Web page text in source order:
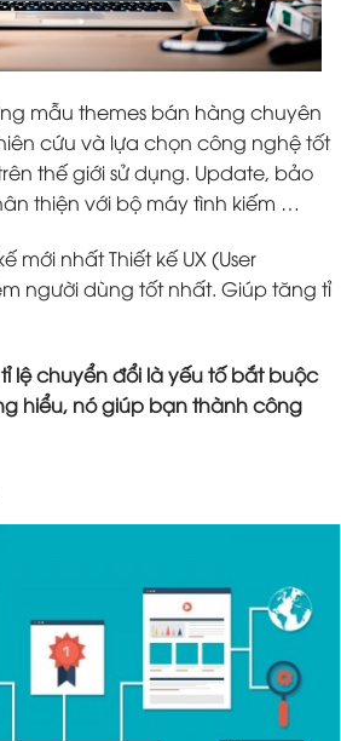
mẫu themes bán hàng chuyên
cứu và lựa chọn công nghệ tốt
thế giới sử dụng. Update, bảo
thiện với bộ máy tình kiếm …
mới nhất Thiết kế UX (User
người dùng tốt nhất. Giúp tăng tỉ
lệ chuyển đổi là yếu tố bắt buộc
hiểu, nó giúp bạn thành công